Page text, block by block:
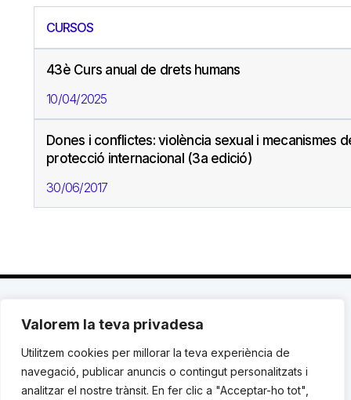
Valorem la teva privadesa
Utilitzem cookies per millorar la teva experiència de
navegació, publicar anuncis o contingut personalitzats i
analitzar el nostre trànsit. En fer clic a "Acceptar-ho tot",
CURSOS
43è Curs anual de drets humans
10/04/2025
Dones i conflictes: violència sexual i mecanismes
protecció internacional (3a edició)
30/06/2017
C. Avinyó 44, 2n | 08002 Barcelona |
119 03 72|institut@idhc.org
© Institut de Drets Humans de Catalunya.